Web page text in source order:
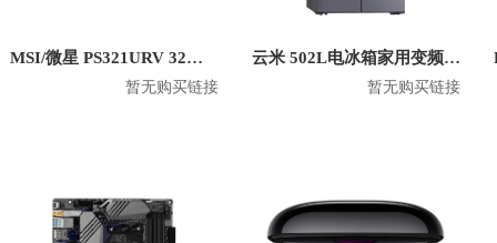
MSI/微星 PS321URV 32英寸4K显示屏
暂无购买链接
云米 502L电冰箱家用变频十字对开门双开门风冷无霜 BCD-502WGSA
暂无购买链接